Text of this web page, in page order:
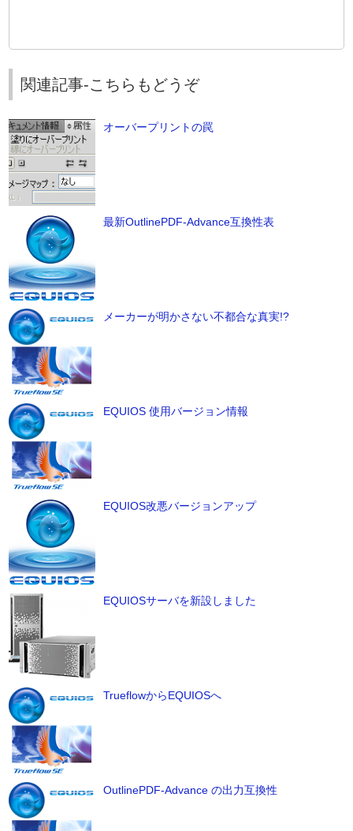
関連記事-こちらもどうぞ
オーバープリントの罠
最新OutlinePDF-Advance互換性表
メーカーが明かさない不都合な真実!?
EQUIOS 使用バージョン情報
EQUIOS改悪バージョンアップ
EQUIOSサーバを新設しました
TrueflowからEQUIOSへ
OutlinePDF-Advance の出力互換性